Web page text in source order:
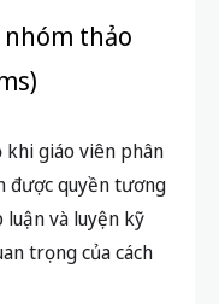
nhóm thảo
khi giáo viên phân
được quyền tương
và luyện kỹ
trọng của cách